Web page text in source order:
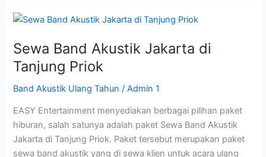
Sewa Band Akustik Jakarta di
Tanjung Priok
Band Akustik Ulang Tahun /Admin 1
EASY Entertainment menyediakan berbagai pilihan paket
hiburan, salah satunya adalah paket Sewa Band Akustik
Jakarta di Tanjung Priok. Paket tersebut merupakan paket
sewa band akustik yang di sewa klien untuk acara ulang
Sewa
Akustik
Jakarta
Tanjung